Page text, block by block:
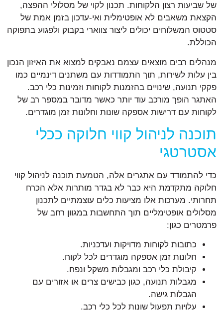
של שביעות רצון הלקוחות. תכנון לקוי של מסלולי ההפצה,
הקצאת משאבים לא אופטימלית ואי-עדכון בזמן אמת של
סטטוס המשלוחים יכולים ליצור צווארי בקבוק ולפגוע בתפוקה
הכוללת.
מנהלים רבים מוצאים עצמם נאבקים למצוא את האיזון הנכון
בין עלות לשירות, תוך התמודדות עם משתנים דינמיים כמו
פקקי תנועה, שינויים בהזמנות לקוחות וזמינות כלי רכב.
האתגר הופך מורכב עוד יותר כאשר מדובר במספר רב של
לקוחות עם דרישות אספקה שונות וחלונות זמן מוגדרים.
תוכנה לניהול קווי חלוקה ככלי
אסטרטגי
כדי להתמודד עם אתגרים אלה, הטמעת תוכנה לניהול קווי
חלוקה מתקדמת היא כבר לא בגדר מותרות אלא הכרח
תחרותי. מערכות אלו מציעות כלים עוצמתיים לתכנון
מסלולים אופטימליים תוך התחשבות במגוון רחב של
פרמטרים כגון:
כתובות לקוחות מדויקות ועדכניות.
חלונות זמן אספקה מוגדרים לכל לקוח.
קיבולת כלי רכב ומגבלות משקל ונפח.
מגבלות תנועה, כגון כבישים צרים או אזורים עם
הגבלות גישה.
עלויות תפעול שונות לכל כלי רכב.